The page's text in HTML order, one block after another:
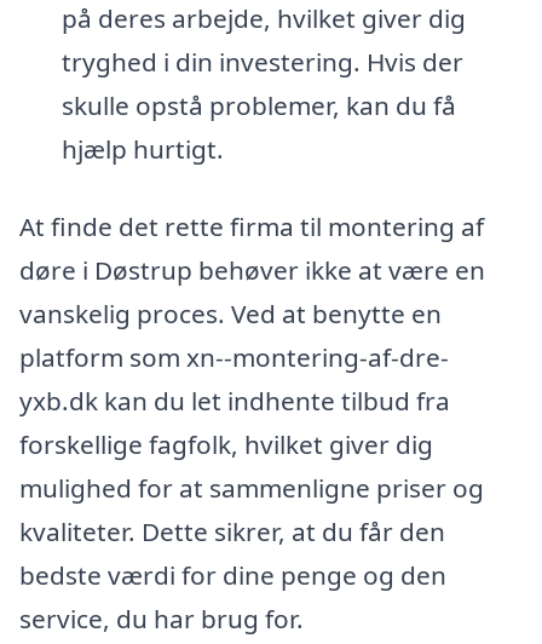
på deres arbejde, hvilket giver dig
tryghed i din investering. Hvis der
skulle opstå problemer, kan du få
hjælp hurtigt.
At finde det rette firma til montering af
døre i Døstrup behøver ikke at være en
vanskelig proces. Ved at benytte en
platform som xn--montering-af-dre-
yxb.dk kan du let indhente tilbud fra
forskellige fagfolk, hvilket giver dig
mulighed for at sammenligne priser og
kvaliteter. Dette sikrer, at du får den
bedste værdi for dine penge og den
service, du har brug for.